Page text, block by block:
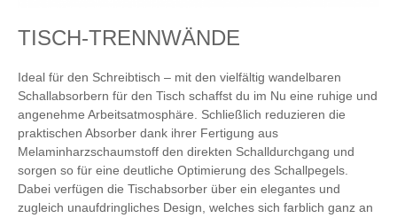
TISCH-TRENNWÄNDE
Ideal für den Schreibtisch – mit den vielfältig wandelbaren
Schallabsorbern für den Tisch schaffst du im Nu eine ruhige und
angenehme Arbeitsatmosphäre. Schließlich reduzieren die
praktischen Absorber dank ihrer Fertigung aus
Melaminharzschaumstoff den direkten Schalldurchgang und
sorgen so für eine deutliche Optimierung des Schallpegels.
Dabei verfügen die Tischabsorber über ein elegantes und
zugleich unaufdringliches Design, welches sich farblich ganz an